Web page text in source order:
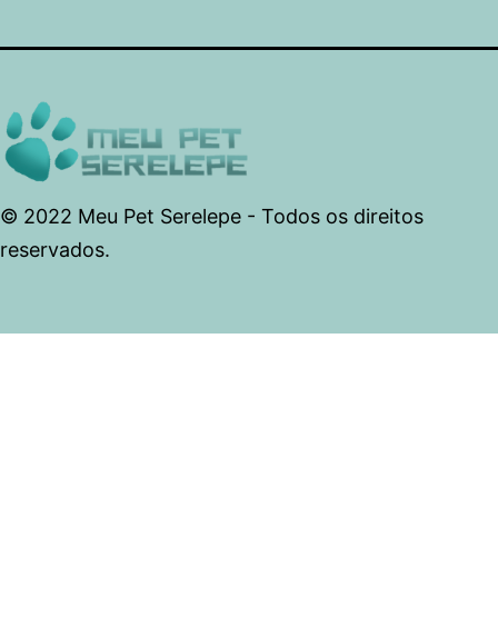
© 2022 Meu Pet Serelepe - Todos os direitos
reservados.